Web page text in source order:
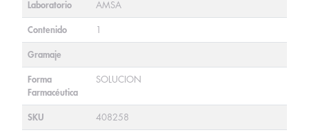
Laboratorio AMSA
Contenido 1
Gramaje
Forma
Farmacéutica
SOLUCION
SKU 408258